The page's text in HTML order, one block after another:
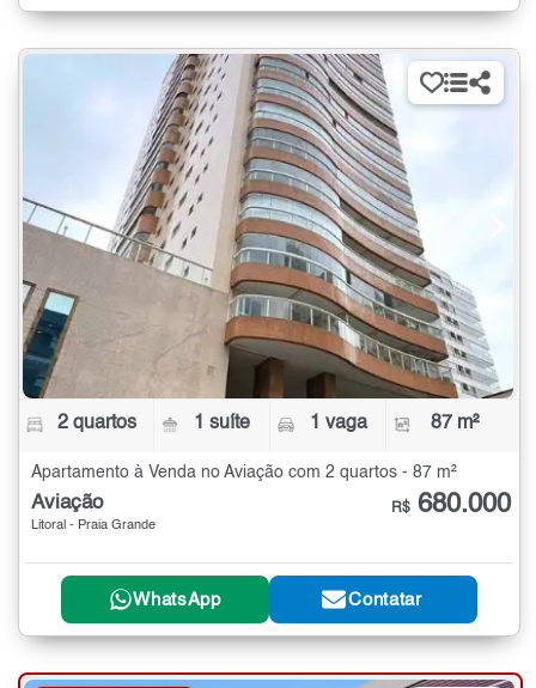
2 quartos 1 suíte 1 vaga 87 m²
Apartamento à Venda no Aviação com 2 quartos - 87 m²
Aviação
Litoral - Praia Grande
R$ 680.000
WhatsApp Contatar